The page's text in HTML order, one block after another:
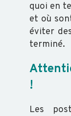
quoi en
et où
éviter
terminé.
!
Les